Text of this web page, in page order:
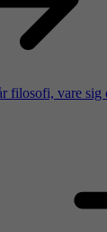
filosofi, vare